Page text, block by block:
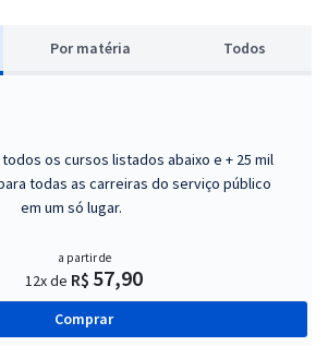
Por matéria Todos
os cursos listados abaixo e + 25 mil
todas as carreiras do serviço público
em um só lugar.
a partir de
12x de R$ 57,90
Comprar